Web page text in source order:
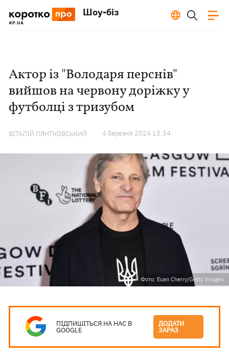
Шоу-біз
Актор із "Володаря перснів"
вийшов на червону доріжку у
футболці з тризубом
ВІТАЛІЙ ПЯНТКОВСЬКИЙ 4 березня 2024 15:34
Фото: Euan Cherry/Getty Images
ПІДПИШІТЬСЯ НА НАС В
GOOGLE
ДОДАТИ
ЗАРАЗ